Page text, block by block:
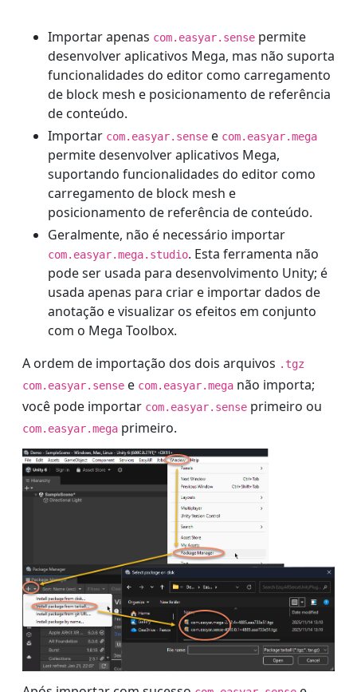
Importar apenas com.easyar.sense permite
desenvolver aplicativos Mega, mas não suporta
funcionalidades do editor como carregamento
de block mesh e posicionamento de referência
de conteúdo.
Importar com.easyar.sense e com.easyar.mega
permite desenvolver aplicativos Mega,
suportando funcionalidades do editor como
carregamento de block mesh e
posicionamento de referência de conteúdo.
Geralmente, não é necessário importar
com.easyar.mega.studio. Esta ferramenta não
pode ser usada para desenvolvimento Unity; é
usada apenas para criar e importar dados de
anotação e visualizar os efeitos em conjunto
com o Mega Toolbox.
A ordem de importação dos dois arquivos .tgz
com.easyar.sense e com.easyar.mega não importa;
você pode importar com.easyar.sense primeiro ou
com.easyar.mega primeiro.